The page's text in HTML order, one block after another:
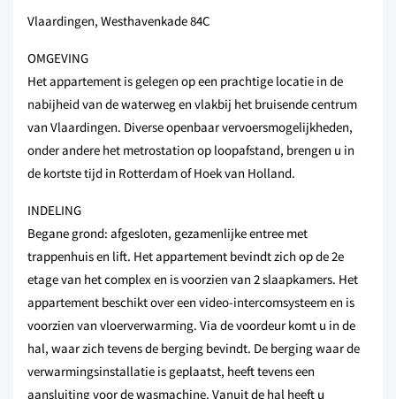
Vlaardingen, Westhavenkade 84C
OMGEVING
Het appartement is gelegen op een prachtige locatie in de
nabijheid van de waterweg en vlakbij het bruisende centrum
van Vlaardingen. Diverse openbaar vervoersmogelijkheden,
onder andere het metrostation op loopafstand, brengen u in
de kortste tijd in Rotterdam of Hoek van Holland.
INDELING
Begane grond: afgesloten, gezamenlijke entree met
trappenhuis en lift. Het appartement bevindt zich op de 2e
etage van het complex en is voorzien van 2 slaapkamers. Het
appartement beschikt over een video-intercomsysteem en is
voorzien van vloerverwarming. Via de voordeur komt u in de
hal, waar zich tevens de berging bevindt. De berging waar de
verwarmingsinstallatie is geplaatst, heeft tevens een
aansluiting voor de wasmachine. Vanuit de hal heeft u